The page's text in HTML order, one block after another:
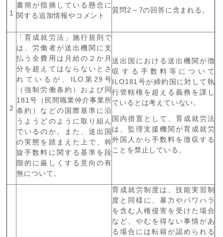
1
書簡が指摘している懸念に
関する追加情報やコメント
質問 2 ～ 7の回答に含まれる。
2
「育成就労法」施行規則で
は、労働者が送出機関に支
払う全費用は月給の２か月
分を超えてはならないとさ
れているが、 ILO 第 29 号
（強制労働条約）および同
181 号（民間職業仲介事業所
条約）などの国際基準に沿
うようどのように取り組ん
でいるのか。また、送出国
の実態を踏まえた上で、斡
旋手数料に関する基準を段
階的に厳しくする意向の有
無について。
送出国における送出機関が徴
収する手数料等について
ILO181 号が締約国に対して執
行管轄権を超える義務を課し
ているとは考えていない。
国内措置として、育成就労法
は、監理支援機関が育成就労
外国人から手数料を徴収する
ことを禁止している。
育成就労制度は、技能実習制
度と同様に、暴力やパワハラ
を含む人権侵害を受けた場合
など、やむを得ない事情があ
る場合には転籍が認められる